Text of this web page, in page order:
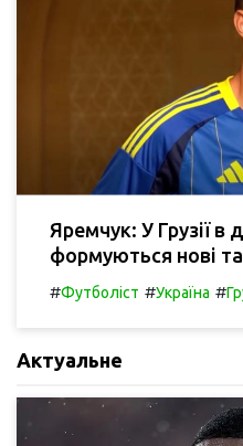
Яремчук: У Грузії
формуються нові
#Футболіст #Україна #
Актуальне